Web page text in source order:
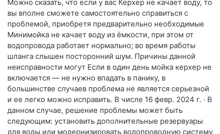
Можно сказать, что если у вас Керхер не качает воду, то
вы вполне сможете самостоятельно справиться с
проблемой, приобретя предварительно необходимые
Минимойка не качает воду из ёмкости, при этом от
водопровода работает нормально; во время работы
шланга слышен посторонний шум. Причины данной
неисправности могут Если в один день мойка керхер не
включается — не нужно впадать в панику, в
большинстве случаев проблема не является серьезной
и ее легко можно исправить. В числе 16 февр. 2024 г. · В
данном случае, решение проблемы может быть
следующим: установить дополнительные резервуары
для воды или модернизировать водопроводную систему